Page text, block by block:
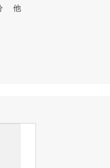
他